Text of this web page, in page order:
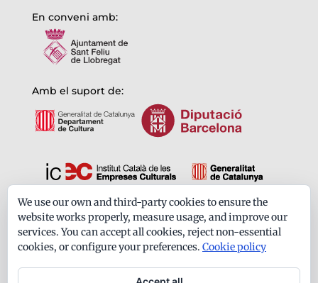
En conveni amb:
Amb el suport de:
Formem part de:
We use our own and third-party cookies to ensure the
website works properly, measure usage, and improve our
services. You can accept all cookies, reject non-essential
cookies, or configure your preferences. Cookie policy